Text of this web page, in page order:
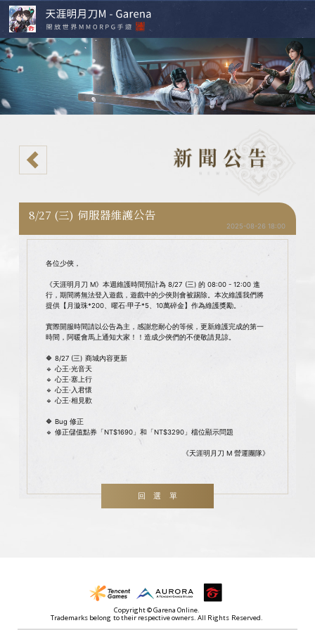
8/27 (三) 伺服器維護公告
2025-08-26 18:00
各位少俠，
《天涯明月刀 M》本週維護時間預計為 8/27 (三) 的 08:00 - 12:00 進
行，期間將無法登入遊戲，遊戲中的少俠則會被踢除。本次維護我們將
提供【月漩珠*200、曜石·甲子*5、10萬碎金】作為維護獎勵。
實際開服時間請以公告為主，感謝您耐心的等候，更新維護完成的第一
時間，阿暖會馬上通知大家！！造成少俠們的不便敬請見諒。
🔶 8/27 (三) 商城內容更新
🔹 心王·光音天
🔹 心王·塞上行
🔹 心王·入君懷
🔹 心王·相見歡
🔶 Bug 修正
🔹 修正儲值點券「NT$1690」和「NT$3290」檔位顯示問題
《天涯明月刀 M 營運團隊》
回選單